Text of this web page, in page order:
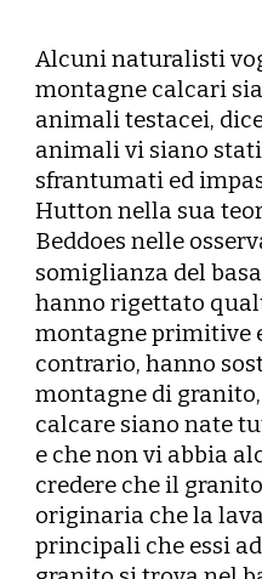
Alcuni naturalisti
montagne calcari
animali testacei,
animali vi siano
sfrantumati ed
Hutton nella sua
Beddoes nelle
somiglianza del
hanno rigettato
montagne primitive
contrario, hanno
montagne di
calcare siano nate
e che non vi abbia
credere che il
originaria che la
principali che essi